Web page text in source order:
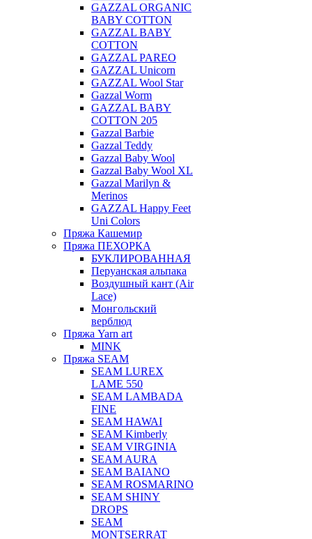
GAZZAL ORGANIC
BABY COTTON
GAZZAL BABY
COTTON
GAZZAL PAREO
GAZZAL Unicorn
GAZZAL Wool Star
Gazzal Worm
GAZZAL BABY
COTTON 205
Gazzal Barbie
Gazzal Teddy
Gazzal Baby Wool
Gazzal Baby Wool XL
Gazzal Marilyn &
Merinos
GAZZAL Happy Feet
Uni Colors
Пряжа Кашемир
Пряжа ПЕХОРКА
БУКЛИРОВАННАЯ
Перуанская альпака
Воздушный кант (Air
Lace)
Монгольский
верблюд
Пряжа Yarn art
MINK
Пряжа SEAM
SEAM LUREX
LAME 550
SEAM LAMBADA
FINE
SEAM HAWAI
SEAM Kimberly
SEAM VIRGINIA
SEAM AURA
SEAM BAIANO
SEAM ROSMARINO
SEAM SHINY
DROPS
SEAM
MONTSERRAT